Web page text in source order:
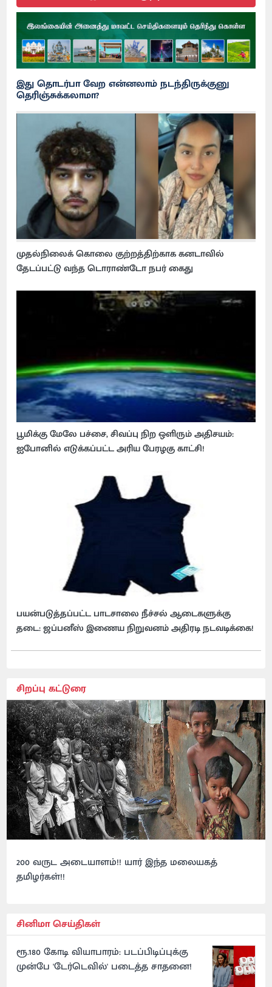
இது தொடர்பா வேற என்னலாம் நடந்திருக்குனு
தெரிஞ்சுக்கலாமா?
முதல்நிலைக் கொலை குற்றத்திற்காக கனடாவில்
தேடப்பட்டு வந்த டொராண்டோ நபர் கைது
பூமிக்கு மேலே பச்சை, சிவப்பு நிற ஒளிரும் அதிசயம்:
ஐபோனில் எடுக்கப்பட்ட அரிய பேரழகு காட்சி!
பயன்படுத்தப்பட்ட பாடசாலை நீச்சல் ஆடைகளுக்கு
தடை: ஜப்பனீஸ் இணைய நிறுவனம் அதிரடி நடவடிக்கை!
சிறப்பு கட்டுரை
200 வருட அடையாளம்!! யார் இந்த மலையகத்
தமிழர்கள்!!
சினிமா செய்திகள்
ரூ.180 கோடி வியாபாரம்: படப்பிடிப்புக்கு
முன்பே 'டேர்டெவில்' படைத்த சாதனை!